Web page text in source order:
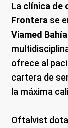
La clínica de
Frontera se
Viamed
ofrece al
cartera de
la máxima
Oftalvist